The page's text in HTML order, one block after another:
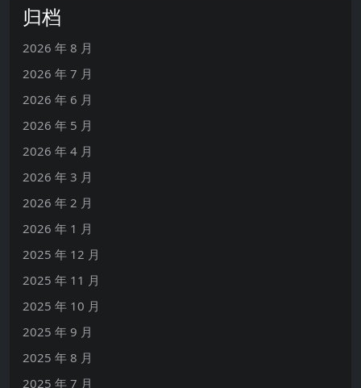
归档
2026 年 8 月
2026 年 7 月
2026 年 6 月
2026 年 5 月
2026 年 4 月
2026 年 3 月
2026 年 2 月
2026 年 1 月
2025 年 12 月
2025 年 11 月
2025 年 10 月
2025 年 9 月
2025 年 8 月
2025 年 7 月